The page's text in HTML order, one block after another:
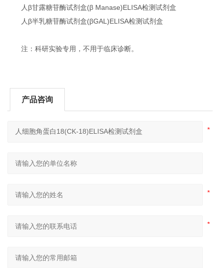
人β甘露糖苷酶试剂盒(β Manase)ELISA检测试剂盒
人β半乳糖苷酶试剂盒(βGAL)ELISA检测试剂盒
注：科研实验专用，不用于临床诊断。
产品咨询